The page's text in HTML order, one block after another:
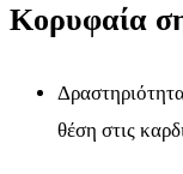
Κορυφαία
θέση στις